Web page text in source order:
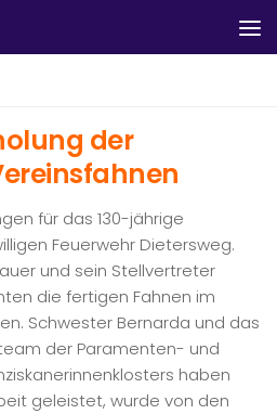
der
für das 130-jährige
Feuerwehr Dietersweg.
und sein Stellvertreter
die fertigen Fahnen im
Schwester Bernarda und das
der Paramenten- und
haben
geleistet, wurde von den